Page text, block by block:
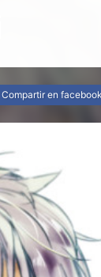
Compartir en facebook